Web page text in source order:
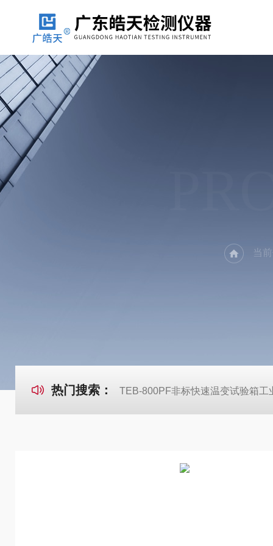
当
热门搜索： TEB-800PF非标快速温变试验箱工